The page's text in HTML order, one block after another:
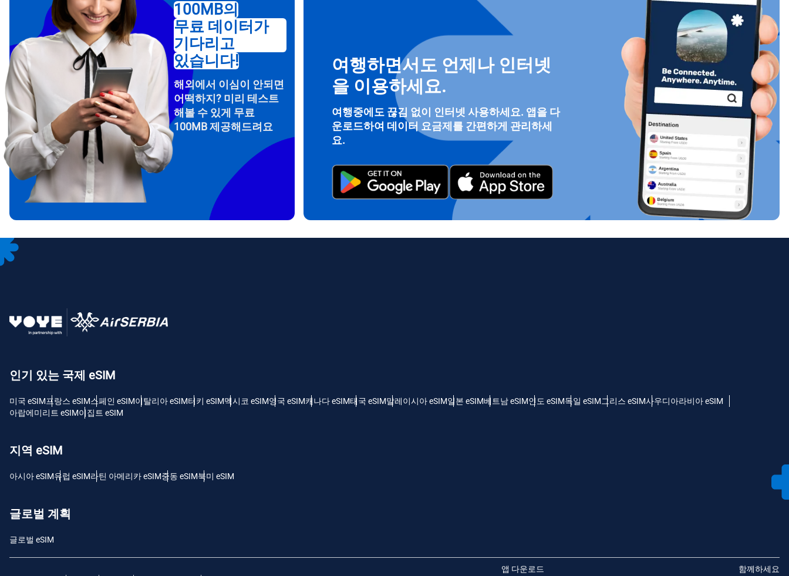
팝업 닫기
How do I get my eSim?
To get your eSIM, start by checking if your device supports eSIM technology.
Then, contact your mobile carrier to request an eSIM activation. They will
provide you with a QR code or activation details that you can scan or enter
in your device settings. Once activated, you can enjoy the benefits of eSIM
100MB의
무료 데이터가
기다리고
있습니다!
해외에서 이심이 안되면
어떡하지? 미리 테스트
해볼 수 있게 무료
100MB 제공해드려요
여행하면서도 언제나 인터넷
을 이용하세요.
여행중에도 끊김 없이 인터넷 사용하세요. 앱을 다
운로드하여 데이터 요금제를 간편하게 관리하세
요.
인기 있는 국제 eSIM
미국 eSIM프랑스 eSIM스페인 eSIM이탈리아 eSIM터키 eSIM멕시코 eSIM영국 eSIM캐나다 eSIM태국 eSIM말레이시아 eSIM일본 eSIM베트남 eSIM인도 eSIM독일 eSIM그리스 eSIM사우디아라비아 eSIM
아랍에미리트 eSIM이집트 eSIM
지역 eSIM
아시아 eSIM유럽 ​​eSIM라틴 아메리카 eSIM중동 eSIM북미 eSIM
글로벌 계획
글로벌 eSIM
앱 다운로드 함께하세요
Deutsch 简体中文
로그인 또는 회원가입
계정을 계속 이용하거나 몇 초 만에 새로 만드세요.